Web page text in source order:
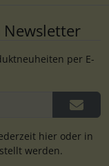
per E-
hier oder in
werden.